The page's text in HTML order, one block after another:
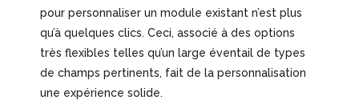
pour personnaliser un module existant n’est plus
qu’à quelques clics. Ceci, associé à des options
très flexibles telles qu’un large éventail de types
de champs pertinents, fait de la personnalisation
une expérience solide.